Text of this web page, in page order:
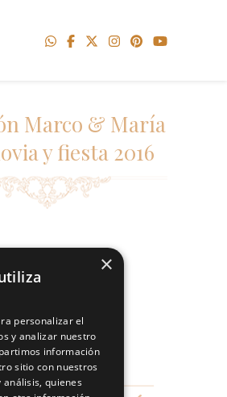
Marco & María
y fiesta 2016
×
personalizar el
y analizar nuestro
información
sitio con nuestros
análisis, quienes